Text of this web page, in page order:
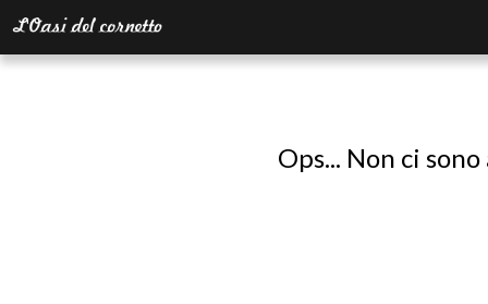
Ops... Non ci